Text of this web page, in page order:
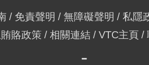
免責聲明 無障礙聲明
私隱
賂政策
相關連結 VTC主頁